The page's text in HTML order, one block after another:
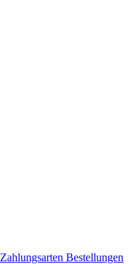
Zahlungsarten Bestellungen